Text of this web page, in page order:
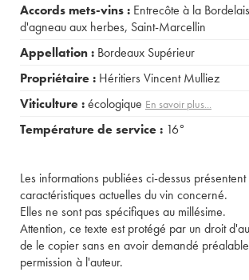
Accords mets-vins : Entrecôte à la
d'agneau aux herbes, Saint-Marcellin
Appellation : Bordeaux Supérieur
Propriétaire : Héritiers Vincent Mulliez
Viticulture :écologique En savoir plus...
Température de service : 16°
Les informations publiées ci-dessus présentent
caractéristiques actuelles du vin concerné.
Elles ne sont pas spécifiques au millésime.
Attention, ce texte est protégé par un droit
de le copier sans en avoir demandé
permission à l'auteur.